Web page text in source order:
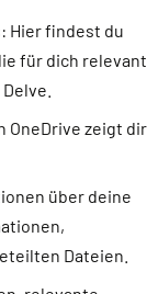
Hier findest du
für dich relevant
OneDrive zeigt dir
über deine
Dateien.